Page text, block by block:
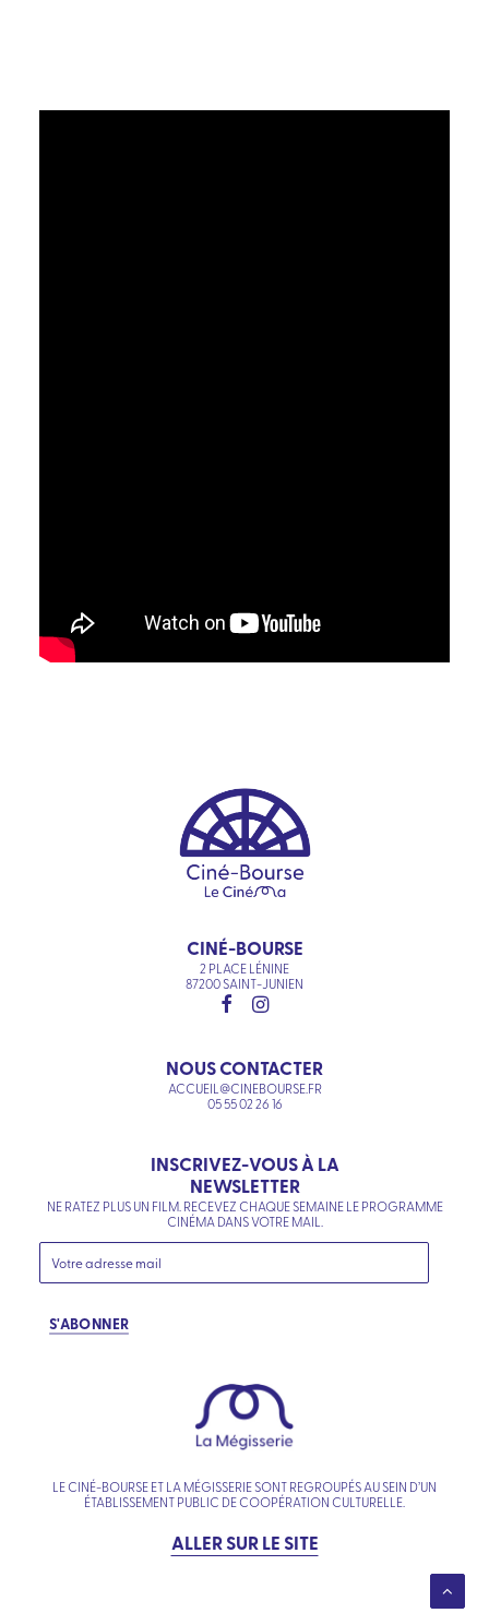
CINÉ-BOURSE
2 PLACE LÉNINE
87200 SAINT-JUNIEN
NOUS CONTACTER
ACCUEIL@CINEBOURSE.FR
05 55 02 26 16
INSCRIVEZ-VOUS À LA
NEWSLETTER
NE RATEZ PLUS UN FILM. RECEVEZ CHAQUE SEMAINE LE PROGRAMME
CINÉMA DANS VOTRE MAIL.
S'ABONNER
LE CINÉ-BOURSE ET LA MÉGISSERIE SONT REGROUPÉS AU SEIN D’UN
ÉTABLISSEMENT PUBLIC DE COOPÉRATION CULTURELLE.
ALLER SUR LE SITE